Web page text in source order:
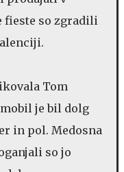
fieste so zgradili
Tom
je bil dolg
in pol. Medosna
so jo